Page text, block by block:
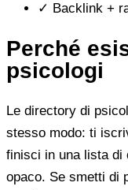
✓ Backlink +
Perché
psicologi
Le directory di
stesso modo: ti
finisci in una lista di
opaco. Se smetti di